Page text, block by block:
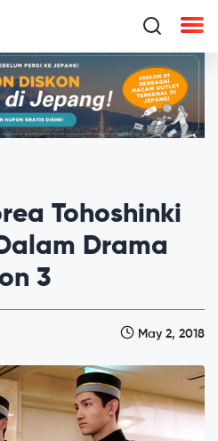
Tohoshinki
Drama
3
May 2, 2018